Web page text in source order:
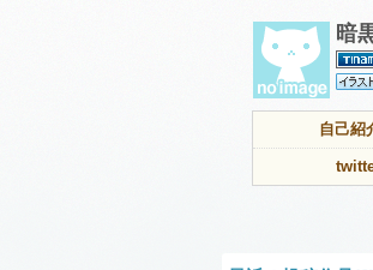
暗
自己紹